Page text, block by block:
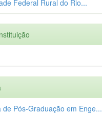
Federal Rural do Rio...
de Pós-Graduação em Enge...